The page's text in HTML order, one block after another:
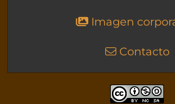
Imagen
Contacto